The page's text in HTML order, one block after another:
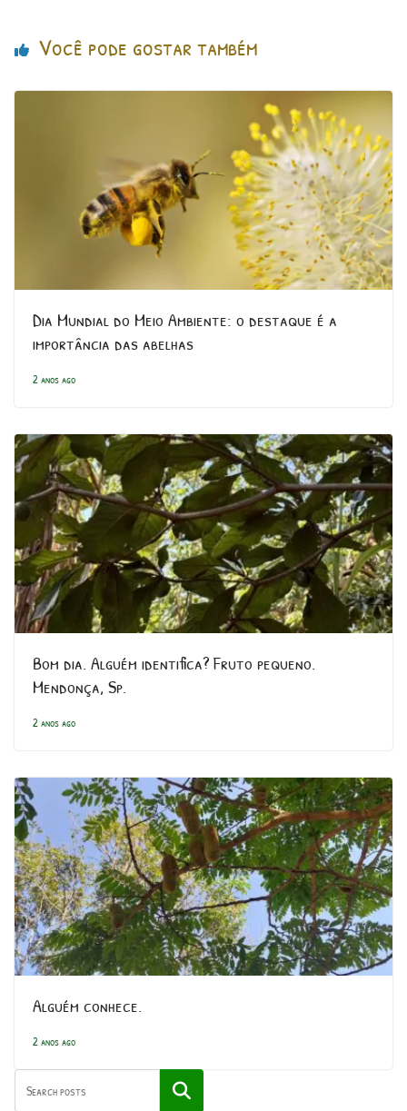
Você pode gostar também
Dia Mundial do Meio Ambiente: o destaque é a
importância das abelhas
2 anos ago
Bom dia. Alguém identifica? Fruto pequeno.
Mendonça, Sp.
2 anos ago
Alguém conhece.
2 anos ago
Pesquisar